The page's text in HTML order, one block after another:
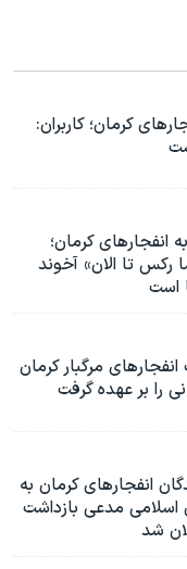
کرمان؛ کاربران:
انفجارهای کرمان؛
رکس تا الان» آخوند
است
مرگبار کرمان
را بر عهده گرفت
انفجارهای کرمان به
اسلامی مدعی بازداشت
شد